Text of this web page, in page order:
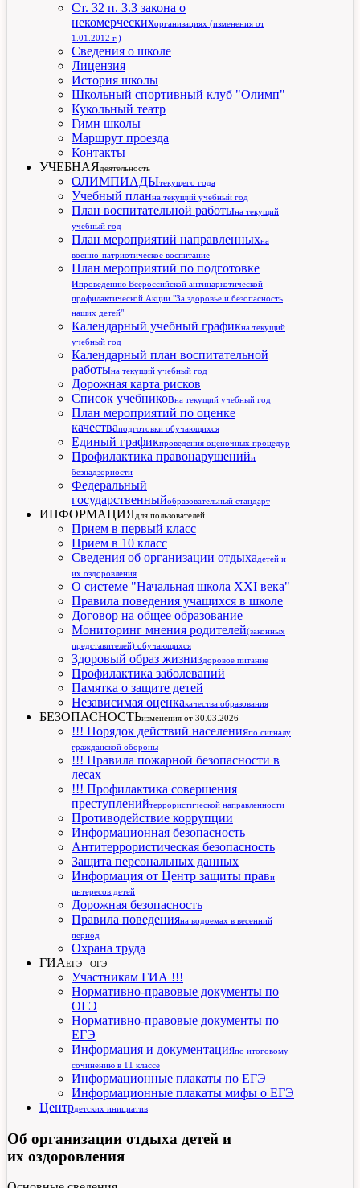
Ст. 32 п. 3.3 закона о
некомерческихорганизациях (изменения от
1.01.2012 г.)
Сведения о школе
Лицензия
История школы
Школьный спортивный клуб "Олимп"
Кукольный театр
Гимн школы
Маршрут проезда
Контакты
УЧЕБНАЯдеятельность
ОЛИМПИАДЫтекущего года
Учебный планна текущий учебный год
План воспитательной работына текущий
учебный год
План мероприятий направленныхна
военно-патриотическое воспитание
План мероприятий по подготовке
ипроведению Всероссийской антинаркотической
профилактической Акции "За здоровье и безопасность
наших детей"
Календарный учебный графикна текущий
учебный год
Календарный план воспитательной
работына текущий учебный год
Дорожная карта рисков
Список учебниковна текущий учебный год
План мероприятий по оценке
качестваподготовки обучающихся
Единый графикпроведения оценочных процедур
Профилактика правонарушенийи
безнадзорности
Федеральный
государственныйобразовательный стандарт
ИНФОРМАЦИЯдля пользователей
Прием в первый класс
Прием в 10 класс
Сведения об организации отдыхадетей и
их оздоровления
О системе "Начальная школа XXI века"
Правила поведения учащихся в школе
Договор на общее образование
Мониторинг мнения родителей(законных
представителей) обучающихся
Здоровый образ жизниЗдоровое питание
Профилактика заболеваний
Памятка о защите детей
Независимая оценкакачества образования
БЕЗОПАСНОСТЬизменения от 30.03.2026
!!! Порядок действий населенияпо сигналу
гражданской обороны
!!! Правила пожарной безопасности в
лесах
!!! Профилактика совершения
преступленийтеррористической направленности
Противодействие коррупции
Информационная безопасность
Антитеррористическая безопасность
Защита персональных данных
Информация от Центр защиты прави
интересов детей
Дорожная безопасность
Правила поведенияна водоемах в весенний
период
Охрана труда
ГИАЕГЭ - ОГЭ
Участникам ГИА !!!
Нормативно-правовые документы по
ОГЭ
Нормативно-правовые документы по
ЕГЭ
Информация и документацияпо итоговому
сочинению в 11 классе
Информационные плакаты по ЕГЭ
Информационные плакаты мифы о ЕГЭ
Центрдетских инициатив
Об организации отдыха детей и
их оздоровления